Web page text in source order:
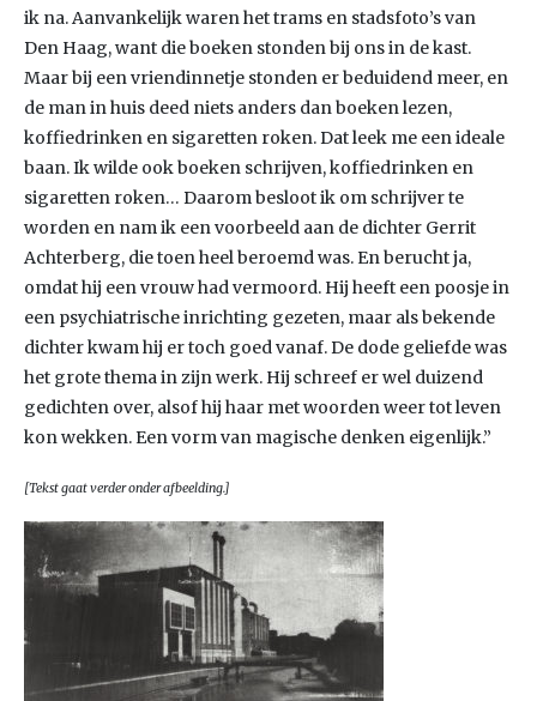
ik na. Aanvankelijk waren het trams en stadsfoto’s van
Den Haag, want die boeken stonden bij ons in de kast.
Maar bij een vriendinnetje stonden er beduidend meer, en
de man in huis deed niets anders dan boeken lezen,
koffiedrinken en sigaretten roken. Dat leek me een ideale
baan. Ik wilde ook boeken schrijven, koffiedrinken en
sigaretten roken… Daarom besloot ik om schrijver te
worden en nam ik een voorbeeld aan de dichter Gerrit
Achterberg, die toen heel beroemd was. En berucht ja,
omdat hij een vrouw had vermoord. Hij heeft een poosje in
een psychiatrische inrichting gezeten, maar als bekende
dichter kwam hij er toch goed vanaf. De dode geliefde was
het grote thema in zijn werk. Hij schreef er wel duizend
gedichten over, alsof hij haar met woorden weer tot leven
kon wekken. Een vorm van magische denken eigenlijk.”
[Tekst gaat verder onder afbeelding.]